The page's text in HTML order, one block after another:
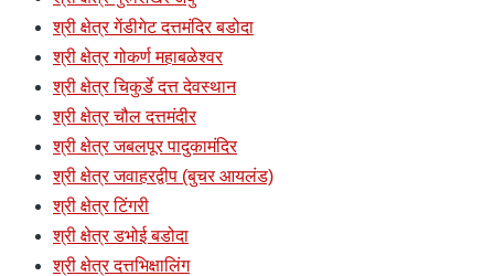
श्री क्षेत्र गेंडीगेट दत्तमंदिर बडोदा
श्री क्षेत्र गोकर्ण महाबळेश्वर
श्री क्षेत्र चिकुर्डे दत्त देवस्थान
श्री क्षेत्र चौल दत्तमंदीर
श्री क्षेत्र जबलपूर पादुकामंदिर
श्री क्षेत्र जवाहरद्वीप (बुचर आयलंड)
श्री क्षेत्र टिंगरी
श्री क्षेत्र डभोई बडोदा
श्री क्षेत्र दत्तभिक्षालिंग